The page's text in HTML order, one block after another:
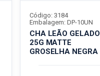
CHA LEÃO GELADO
25G MATTE
GROSELHA NEGRA
Código: 3184
Embalagem: DP-10UN